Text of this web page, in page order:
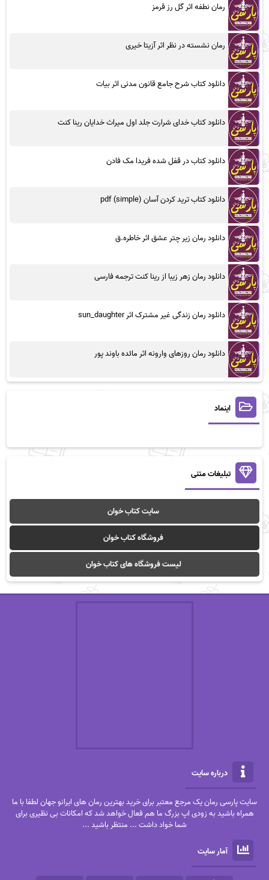
رمان نطفه اثر گل رز قرمز
رمان نشسته در نظر اثر آزیتا خیری
دانلود کتاب شرح جامع قانون مدنی اثر بیات
دانلود کتاب خدای شرارت جلد اول میراث خدایان رینا کنت
دانلود کتاب در قفل شده فریدا مک فادن
دانلود کتاب ترید کردن آسان (simple) pdf
دانلود رمان زیر چتر عشق اثر خاطره.ق
دانلود رمان زهر زیبا از رینا کنت ترجمه فارسی
دانلود رمان زندگی غیر مشترک اثر sun_daughter
دانلود رمان روزهای وارونه اثر مائده باوند پور
اینماد
تبلیغات متنی
سایت کتاب خوان
فروشگاه کتاب خوان
لیست فروشگاه های کتاب خوان
درباره سایت
سایت پارسی رمان یک مرجع معتبر برای خرید بهترین رمان های ایرانو جهان لطفا با ما
همراه باشید به زودی اپ بزرگ ما هم فعال خواهد شد که امکانات بی نظیری برای
شما خواد داشت ... منتظر باشید ...
آمار سایت